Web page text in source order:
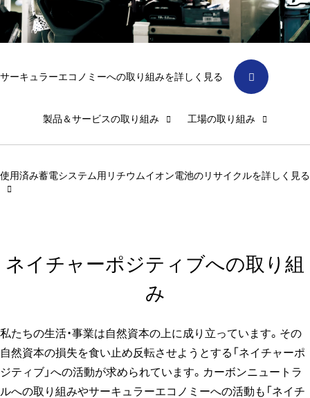
サーキュラーエコノミーへの取り組みを詳しく見る
製品＆サービスの取り組み 工場の取り組み
使用済み蓄電システム用リチウムイオン電池のリサイクルを詳しく見る
ネイチャーポジティブへの取り組
み
私たちの生活・事業は自然資本の上に成り立っています。その
自然資本の損失を食い止め反転させようとする「ネイチャーポ
ジティブ」への活動が求められています。カーボンニュートラ
ルへの取り組みやサーキュラーエコノミーへの活動も「ネイチ